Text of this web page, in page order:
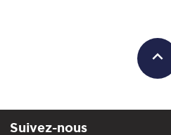
Suivez-nous